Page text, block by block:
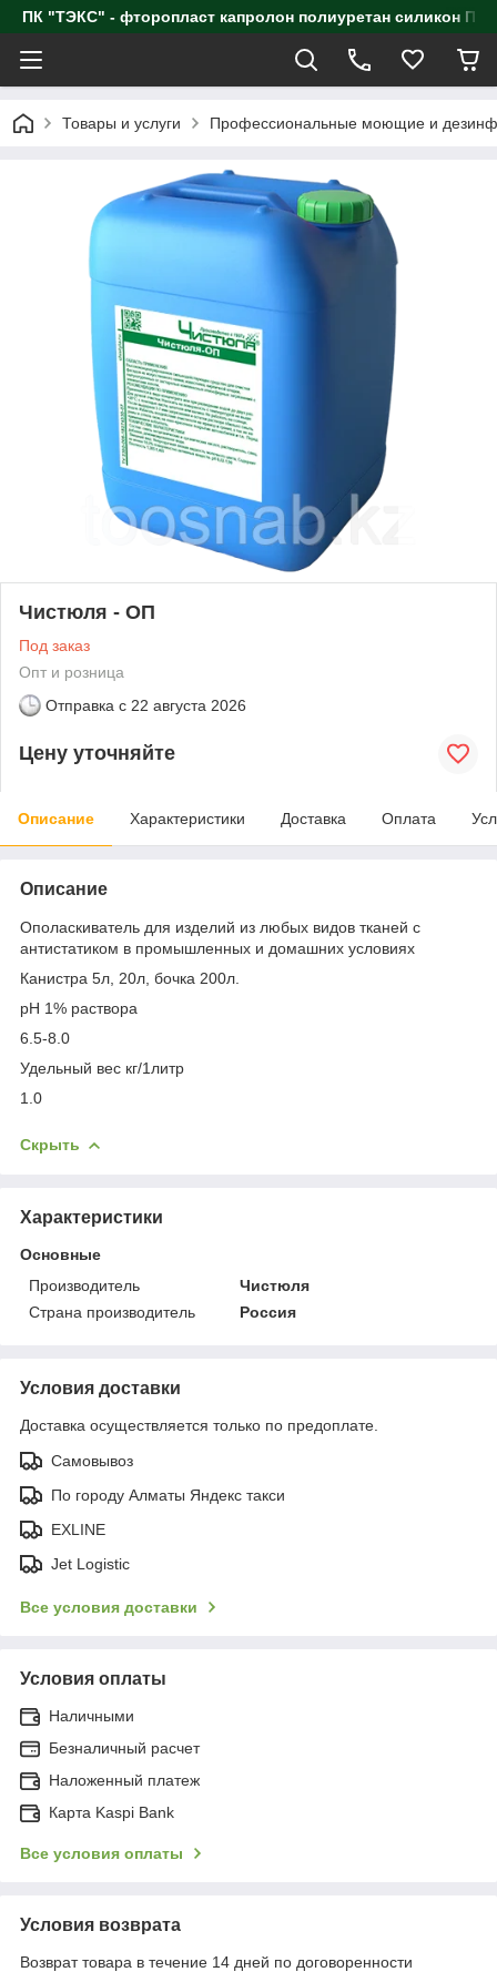
ПК "ТЭКС" - фторопласт капролон полиуретан
Товары и услуги Профессиональные моющие и
Чистюля - ОП
Под заказ
Опт и розница
Отправка с 22 августа 2026
Цену уточняйте
Описание Характеристики Доставка Оплата
Описание
Ополаскиватель для изделий из любых видов тканей с
антистатиком в промышленных и домашних условиях
Канистра 5л, 20л, бочка 200л.
pH 1% раствора
6.5-8.0
Удельный вес кг/1литр
1.0
Скрыть
Характеристики
Основные
Производитель
Чистюля
Страна производитель
Россия
Условия доставки
Доставка осуществляется только по предоплате.
Самовывоз
По городу Алматы Яндекс такси
EXLINE
Jet Logistic
Все условия доставки
Условия оплаты
Наличными
Безналичный расчет
Наложенный платеж
Карта Kaspi Bank
Все условия оплаты
Условия возврата
Возврат товара в течение 14 дней по договоренности